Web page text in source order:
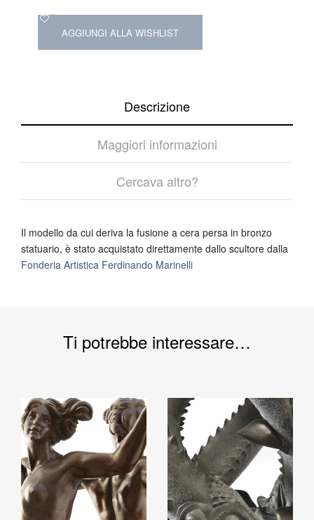
AGGIUNGI ALLA WISHLIST
Descrizione
Maggiori informazioni
Cercava altro?
Il modello da cui deriva la fusione a cera persa in bronzo
statuario, è stato acquistato direttamente dallo scultore dalla
Fonderia Artistica Ferdinando Marinelli
Ti potrebbe interessare…